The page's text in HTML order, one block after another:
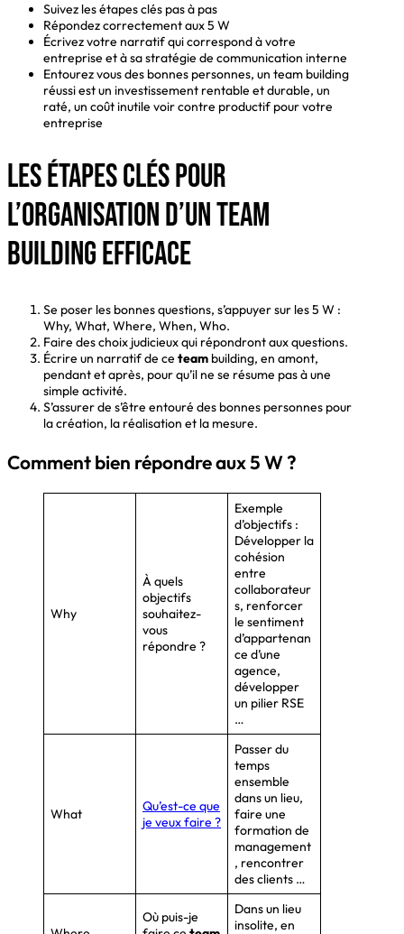
Suivez les étapes clés pas à pas
Répondez correctement aux 5 W
Écrivez votre narratif qui correspond à votre
entreprise et à sa stratégie de communication interne
Entourez vous des bonnes personnes, un team building
réussi est un investissement rentable et durable, un
raté, un coût inutile voir contre productif pour votre
entreprise
Les étapes clés pour
l’organisation d’un team
building efficace
Se poser les bonnes questions, s’appuyer sur les 5 W :
Why, What, Where, When, Who.
Faire des choix judicieux qui répondront aux questions.
Écrire un narratif de ce team building, en amont,
pendant et après, pour qu’il ne se résume pas à une
simple activité.
S’assurer de s’être entouré des bonnes personnes pour
la création, la réalisation et la mesure.
Comment bien répondre aux 5 W ?
Why
À quels
objectifs
souhaitez-
vous
répondre ?
Exemple
d’objectifs :
Développer la
cohésion
entre
collaborateur
s, renforcer
le sentiment
d’appartenan
ce d’une
agence,
développer
un pilier RSE
…
What
Qu’est-ce que
je veux faire ?
Passer du
temps
ensemble
dans un lieu,
faire une
formation de
management
, rencontrer
des clients …
Où puis-je
Dans un lieu
insolite, en